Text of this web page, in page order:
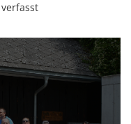
verfasst